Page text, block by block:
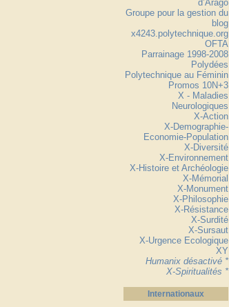
d’Arago
Groupe pour la gestion du
blog
x4243.polytechnique.org
OFTA
Parrainage 1998-2008
Polydées
Polytechnique au Féminin
Promos 10N+3
X - Maladies
Neurologiques
X-Action
X-Demographie-
Economie-Population
X-Diversité
X-Environnement
X-Histoire et Archéologie
X-Mémorial
X-Monument
X-Philosophie
X-Résistance
X-Surdité
X-Sursaut
X-Urgence Ecologique
XY
Humanix désactivé *
X-Spiritualités *
Internationaux